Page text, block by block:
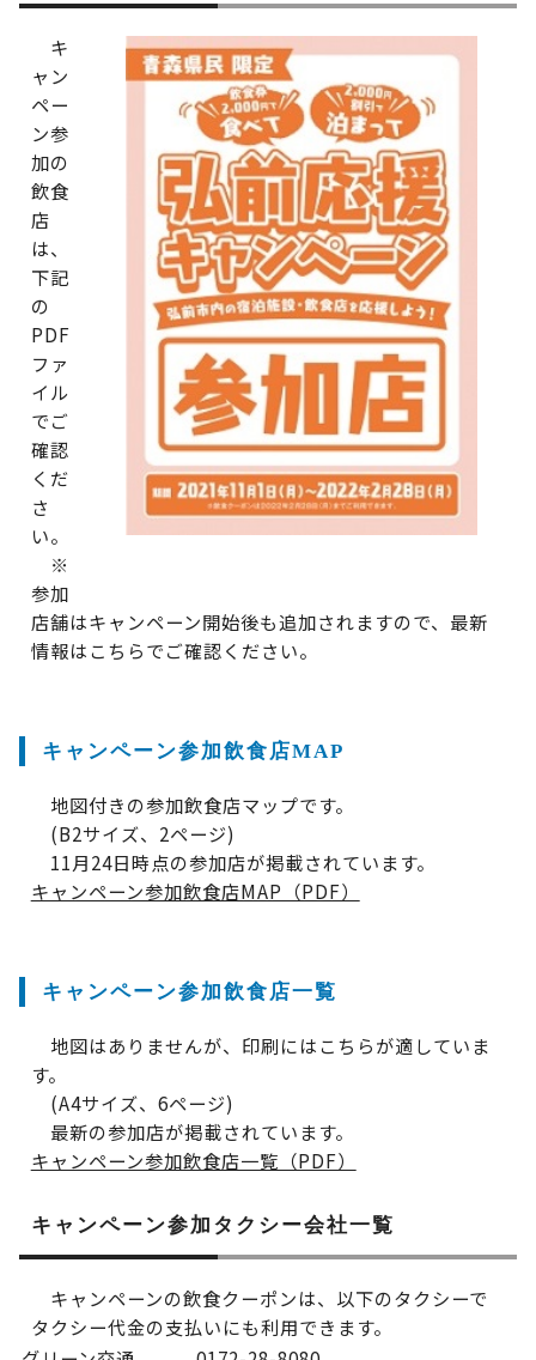
キ
ャン
ペー
ン参
加の
飲食
店
は、
下記
の
PDF
ファ
イル
でご
確認
くだ
さ
い。
※
参加
店舗はキャンペーン開始後も追加されますので、最新
情報はこちらでご確認ください。
キャンペーン参加飲食店MAP
地図付きの参加飲食店マップです。
(B2サイズ、2ページ)
11月24日時点の参加店が掲載されています。
キャンペーン参加飲食店MAP（PDF）
キャンペーン参加飲食店一覧
地図はありませんが、印刷にはこちらが適していま
す。
(A4サイズ、6ページ)
最新の参加店が掲載されています。
キャンペーン参加飲食店一覧（PDF）
キャンペーン参加タクシー会社一覧
キャンペーンの飲食クーポンは、以下のタクシーで
タクシー代金の支払いにも利用できます。